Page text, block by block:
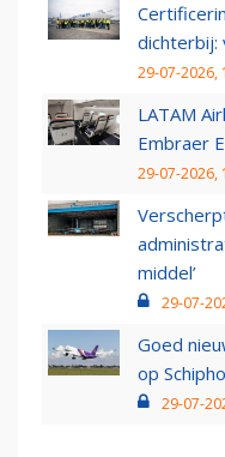
dichterbij:
29-07-2026,
LATAM
Embraer
29-07-2026,
middel’
29-07-
Goed
op
29-07-